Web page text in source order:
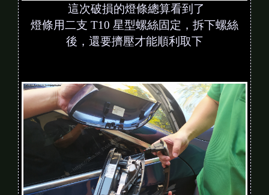
這次破損的燈條總算看到了
燈條用二支 T10 星型螺絲固定，拆下螺絲
後，還要擠壓才能順利取下